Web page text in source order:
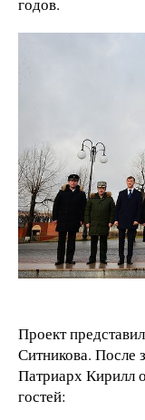
Проект
Ситникова. После
Патриарх Кирилл
гостей: